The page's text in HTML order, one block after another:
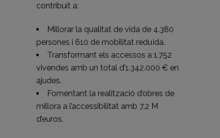
contribuit a:
Millorar la qualitat de vida de 4.380
persones i 610 de mobilitat reduïda.
Transformant els accessos a 1.752
vivendes amb un total d’1.342.000 € en
ajudes.
Fomentant la realització d’obres de
millora a l’accessibilitat amb 7,2 M
d’euros.